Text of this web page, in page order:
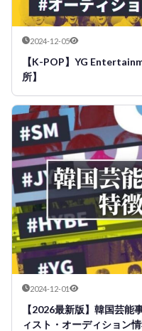
2024-12-05
【K-POP】YG
所】
2024-12-01
【2026最新版】韓国芸
ィスト・オーディション情